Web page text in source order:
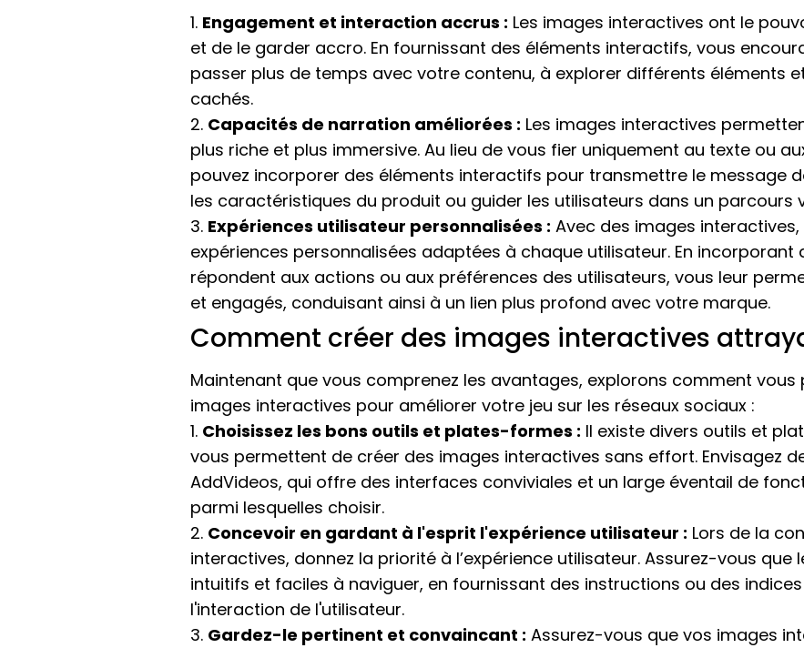
1. Engagement et interaction accrus : Les images interactives ont le
et de le garder accro. En fournissant des éléments interactifs, vous
passer plus de temps avec votre contenu, à explorer différents éléments
cachés.
2. Capacités de narration améliorées : Les images interactives
plus riche et plus immersive. Au lieu de vous fier uniquement au texte ou
pouvez incorporer des éléments interactifs pour transmettre le message
les caractéristiques du produit ou guider les utilisateurs dans un parcours
3. Expériences utilisateur personnalisées : Avec des images
expériences personnalisées adaptées à chaque utilisateur. En
répondent aux actions ou aux préférences des utilisateurs, vous leur
et engagés, conduisant ainsi à un lien plus profond avec votre marque.
Comment créer des images interactives
Maintenant que vous comprenez les avantages, explorons comment vous
images interactives pour améliorer votre jeu sur les réseaux sociaux :
1. Choisissez les bons outils et plates-formes : Il existe divers outils et
vous permettent de créer des images interactives sans effort. Envisagez
AddVideos, qui offre des interfaces conviviales et un large éventail de
parmi lesquelles choisir.
2. Concevoir en gardant à l'esprit l'expérience utilisateur : Lors de la
interactives, donnez la priorité à l’expérience utilisateur. Assurez-vous
intuitifs et faciles à naviguer, en fournissant des instructions ou des
l'interaction de l'utilisateur.
3. Gardez-le pertinent et convaincant : Assurez-vous que vos images